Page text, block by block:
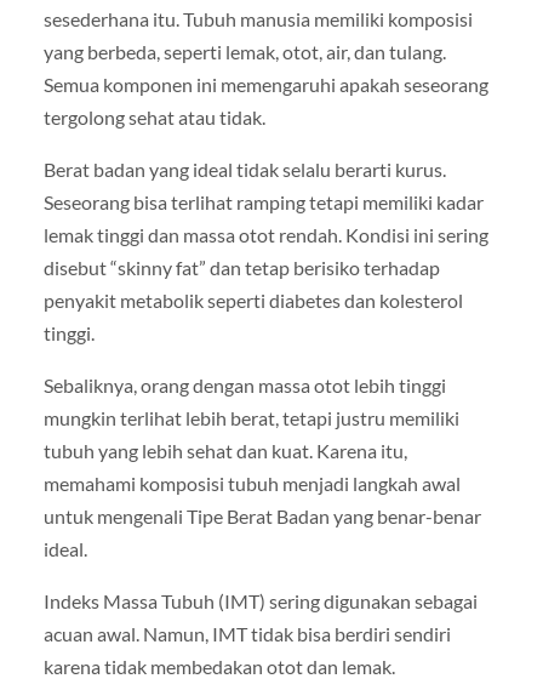
sesederhana itu. Tubuh manusia memiliki komposisi
yang berbeda, seperti lemak, otot, air, dan tulang.
Semua komponen ini memengaruhi apakah seseorang
tergolong sehat atau tidak.
Berat badan yang ideal tidak selalu berarti kurus.
Seseorang bisa terlihat ramping tetapi memiliki kadar
lemak tinggi dan massa otot rendah. Kondisi ini sering
disebut “skinny fat” dan tetap berisiko terhadap
penyakit metabolik seperti diabetes dan kolesterol
tinggi.
Sebaliknya, orang dengan massa otot lebih tinggi
mungkin terlihat lebih berat, tetapi justru memiliki
tubuh yang lebih sehat dan kuat. Karena itu,
memahami komposisi tubuh menjadi langkah awal
untuk mengenali Tipe Berat Badan yang benar-benar
ideal.
Indeks Massa Tubuh (IMT) sering digunakan sebagai
acuan awal. Namun, IMT tidak bisa berdiri sendiri
karena tidak membedakan otot dan lemak.